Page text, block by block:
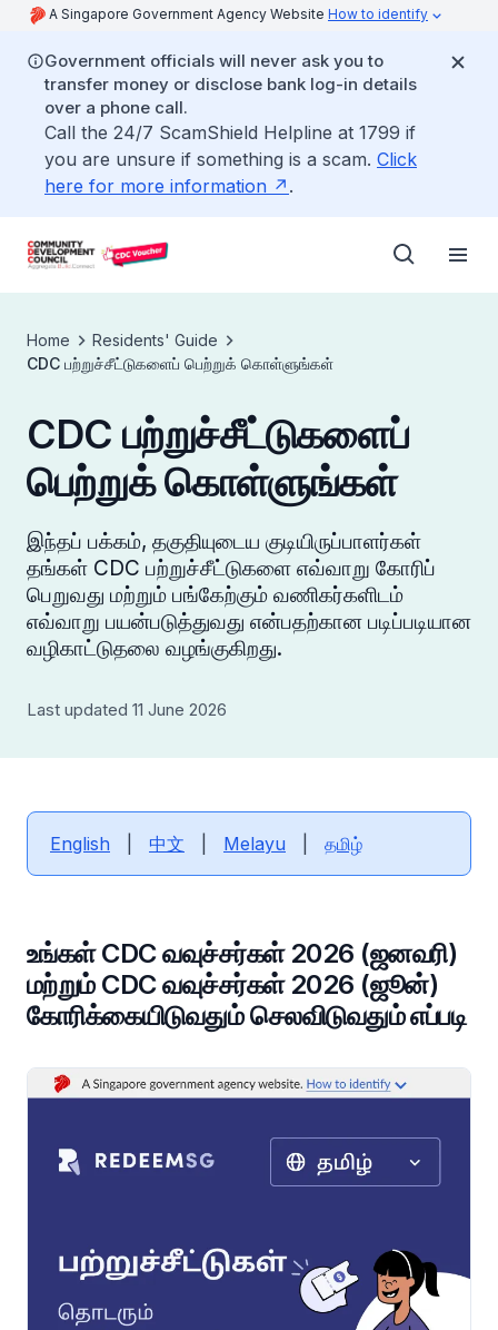
A Singapore Government Agency Website How to identify
Government officials will never ask you to
transfer money or disclose bank log-in details
over a phone call.
Call the 24/7 ScamShield Helpline at 1799 if
you are unsure if something is a scam. Click
here for more information
.
Home
Residents' Guide
CDC பற்றுச்சீட்டுகளைப் பெற்றுக் கொள்ளுங்கள்
CDC பற்றுச்சீட்டுகளைப்
பெற்றுக் கொள்ளுங்கள்
இந்தப் பக்கம், தகுதியுடைய குடியிருப்பாளர்கள்
தங்கள் CDC பற்றுச்சீட்டுகளை எவ்வாறு கோரிப்
பெறுவது மற்றும் பங்கேற்கும் வணிகர்களிடம்
எவ்வாறு பயன்படுத்துவது என்பதற்கான படிப்படியான
வழிகாட்டுதலை வழங்குகிறது.
Last updated 11 June 2026
English 中文 Melayu தமிழ்
உங்கள் CDC வவுச்சர்கள் 2026 (ஜனவரி)
மற்றும் CDC வவுச்சர்கள் 2026 (ஜூன்)
கோரிக்கையிடுவதும் செலவிடுவதும் எப்படி